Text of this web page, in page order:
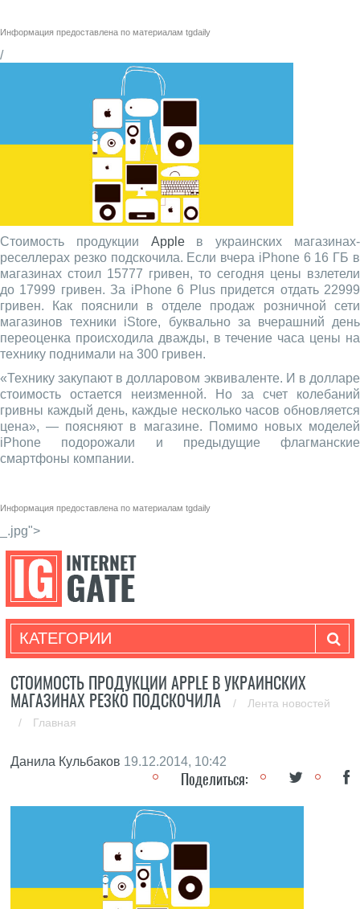
Информация предоставлена по материалам tgdaily
/
Стоимость продукции Appleв украинских магазинах-
реселлерах резко подскочила. Если вчера iPhone 6 16 ГБ в
магазинах стоил 15777 гривен, то сегодня цены взлетели
до 17999 гривен. За iPhone 6 Plus придется отдать 22999
гривен. Как пояснили в отделе продаж розничной сети
магазинов техники iStore, буквально за вчерашний день
переоценка происходила дважды, в течение часа цены на
технику поднимали на 300 гривен.
«Технику закупают в долларовом эквиваленте. И в долларе
стоимость остается неизменной. Но за счет колебаний
гривны каждый день, каждые несколько часов обновляется
цена», — поясняют в магазине. Помимо новых моделей
iPhone подорожали и предыдущие флагманские
смартфоны компании.
Информация предоставлена по материалам tgdaily
_.jpg">
КАТЕГОРИИ
СТОИМОСТЬ ПРОДУКЦИИ APPLE В УКРАИНСКИХ
МАГАЗИНАХ РЕЗКО ПОДСКОЧИЛА
/
Лента новостей
/
Главная
Данила Кульбаков 19.12.2014, 10:42
Поделиться: